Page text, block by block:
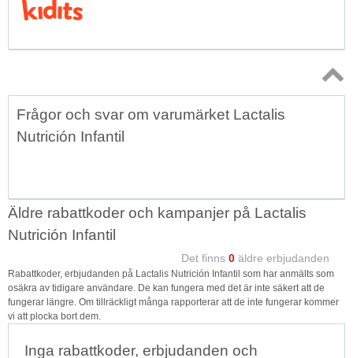
Topp
Frågor och svar om varumärket Lactalis
Nutrición Infantil
Äldre rabattkoder och kampanjer på Lactalis
Nutrición Infantil
Det finns 0 äldre erbjudanden
Rabattkoder, erbjudanden på Lactalis Nutrición Infantil som har anmälts som
osäkra av tidigare användare. De kan fungera med det är inte säkert att de
fungerar längre. Om tillräckligt många rapporterar att de inte fungerar kommer
vi att plocka bort dem.
Inga rabattkoder, erbjudanden och